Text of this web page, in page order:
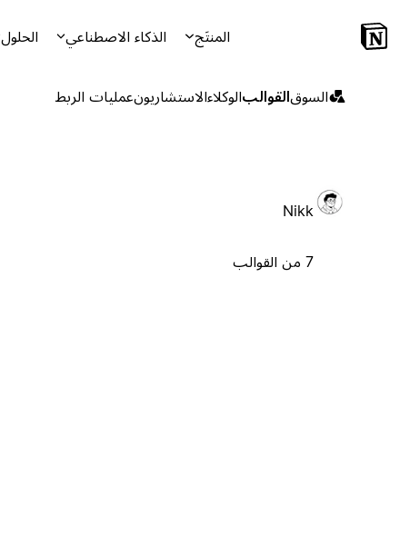
المنتَج الذكاء الاصطناعي الحلول
السوقالقوالبالوكلاءالاستشاريونعمليات الربط
Nikk
7 من القوالب